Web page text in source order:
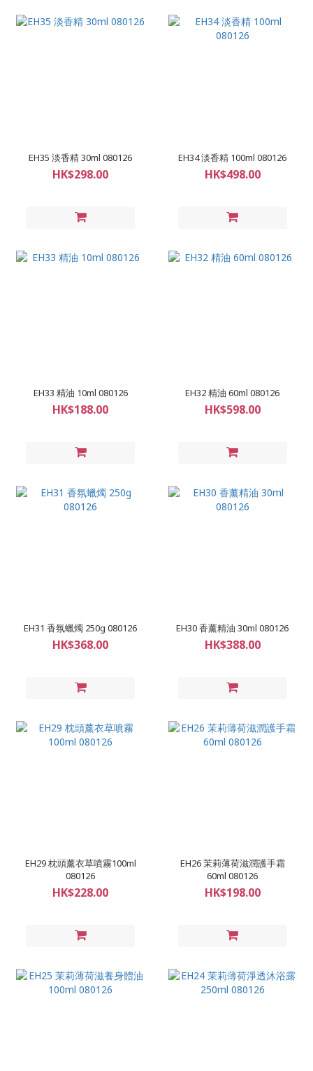
EH35 淡香精 30ml 080126
HK$298.00
EH34 淡香精 100ml 080126
HK$498.00
EH33 精油 10ml 080126
HK$188.00
EH32 精油 60ml 080126
HK$598.00
EH31 香氛蠟燭 250g 080126
HK$368.00
EH30 香薰精油 30ml 080126
HK$388.00
EH29 枕頭薰衣草噴霧100ml
080126
HK$228.00
EH26 茉莉薄荷滋潤護手霜
60ml 080126
HK$198.00